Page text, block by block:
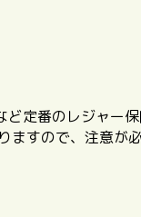
定番のレジャー
すので、注意が必